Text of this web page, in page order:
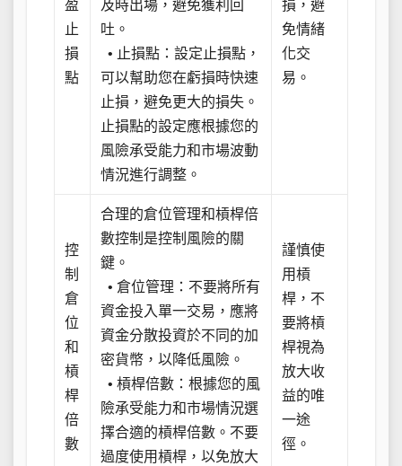
盈
止
損
點
及時出場，避免獲利回
吐。
• 止損點：設定止損點，
可以幫助您在虧損時快速
止損，避免更大的損失。
止損點的設定應根據您的
風險承受能力和市場波動
情況進行調整。
損，避
免情緒
化交
易。
控
制
倉
位
和
槓
桿
倍
數
合理的倉位管理和槓桿倍
數控制是控制風險的關
鍵。
• 倉位管理：不要將所有
資金投入單一交易，應將
資金分散投資於不同的加
密貨幣，以降低風險。
• 槓桿倍數：根據您的風
險承受能力和市場情況選
擇合適的槓桿倍數。不要
過度使用槓桿，以免放大
謹慎使
用槓
桿，不
要將槓
桿視為
放大收
益的唯
一途
徑。